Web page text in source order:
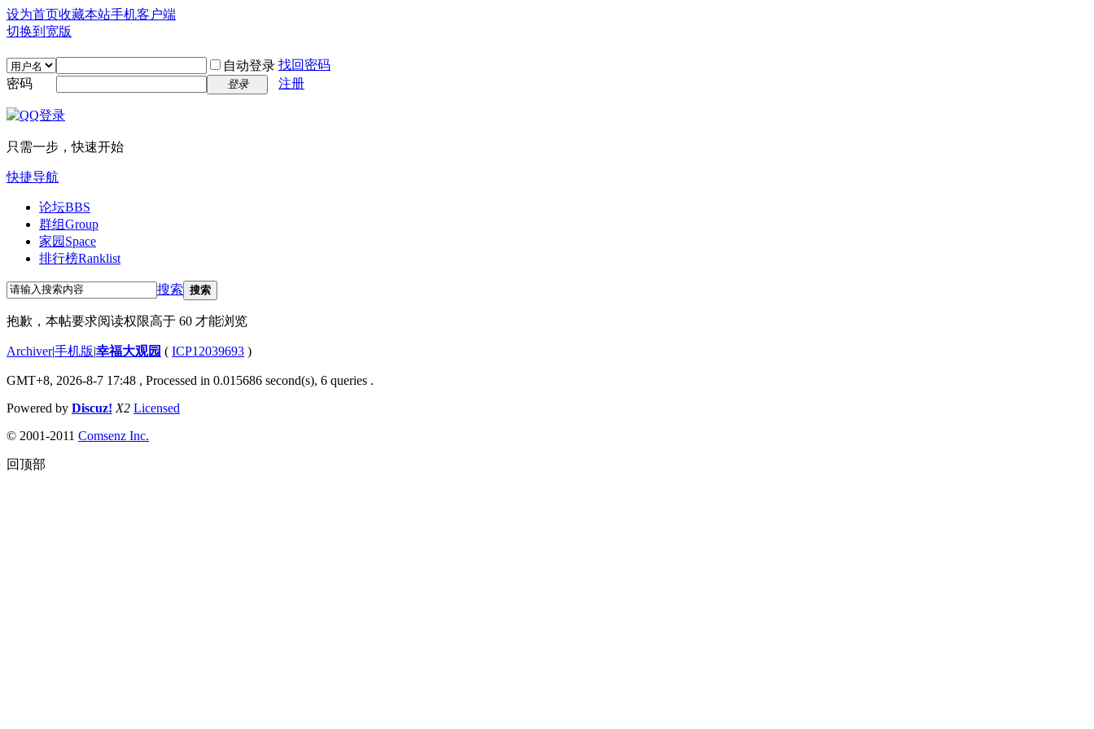
设为首页收藏本站手机客户端
切换到宽版
自动登录 找回密码
密码
登录 注册
只需一步，快速开始
快捷导航
论坛BBS
群组Group
家园 Space
排行榜Ranklist
搜索 搜索
抱歉，本帖要求阅读权限高于 60 才能浏览
Archiver|手机版|幸福大观园 ( ICP12039693 )
GMT+8, 2026-8-7 17:48 , Processed in 0.015686 second(s), 6 queries .
Powered by Discuz! X2 Licensed
© 2001-2011 Comsenz Inc.
回顶部